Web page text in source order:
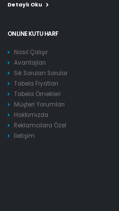
Detaylı Oku
ONLINE KUTU HARF
Nasıl Çalışır
Avantajları
Sık Sorulan Sorular
Tabela Fiyatları
Tabela Örnekleri
Müşteri Yorumları
Hakkımızda
Reklamcılara Özel
İletişim